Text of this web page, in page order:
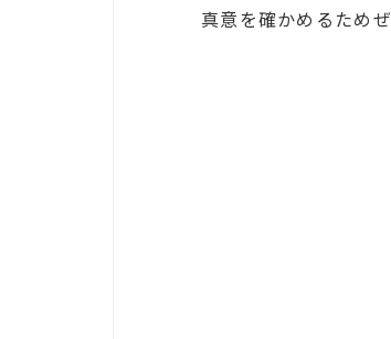
真意を確かめるため